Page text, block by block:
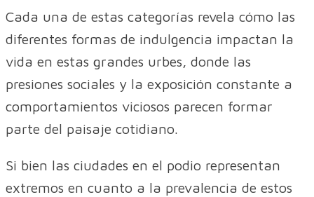
Cada una de estas categorías revela cómo las
diferentes formas de indulgencia impactan la
vida en estas grandes urbes, donde las
presiones sociales y la exposición constante a
comportamientos viciosos parecen formar
parte del paisaje cotidiano.
Si bien las ciudades en el podio representan
extremos en cuanto a la prevalencia de estos